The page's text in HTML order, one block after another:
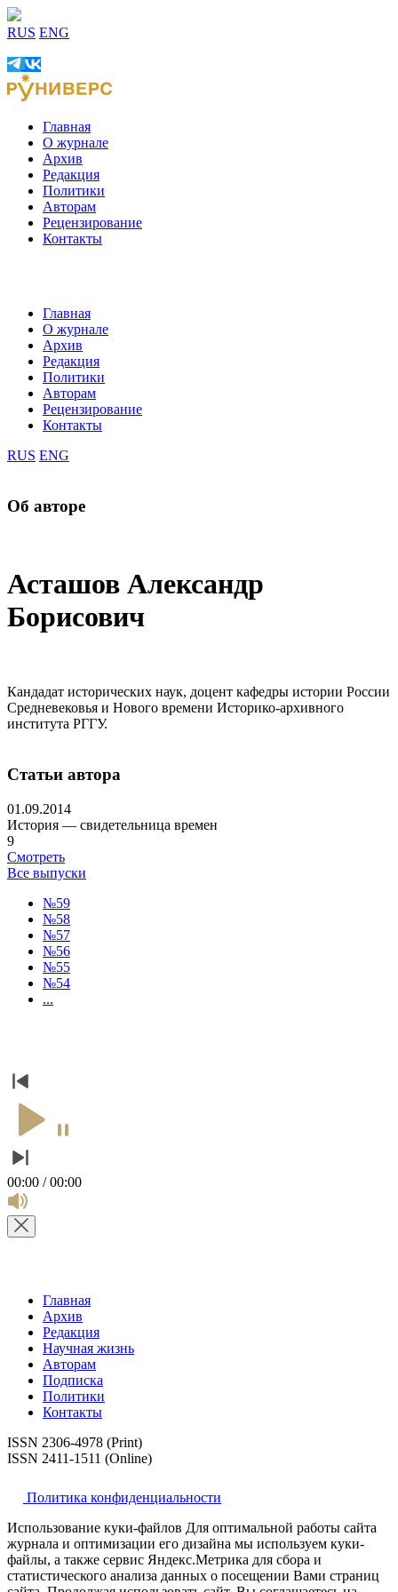
RUS ENG
Главная
О журнале
Архив
Редакция
Политики
Авторам
Рецензирование
Контакты
Главная
О журнале
Архив
Редакция
Политики
Авторам
Рецензирование
Контакты
RUS ENG
Об авторе
Асташов Александр
Борисович
Кандадат исторических наук, доцент кафедры истории России
Средневековья и Нового времени Историко-архивного
института РГГУ.
Статьи автора
01.09.2014
История — свидетельница времен
9
Смотреть
Все выпуски
№59
№58
№57
№56
№55
№54
...
00:00 / 00:00
Главная
Архив
Редакция
Научная жизнь
Авторам
Подписка
Политики
Контакты
ISSN 2306-4978 (Print)
ISSN 2411-1511 (Online)
Политика конфиденциальности
Использование куки-файлов Для оптимальной работы сайта
журнала и оптимизации его дизайна мы используем куки-
файлы, а также сервис Яндекс.Метрика для сбора и
статистического анализа данных о посещении Вами страниц